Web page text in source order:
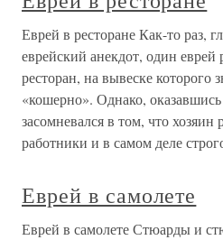
Еврей в ресторане Как-то раз,
еврейский анекдот, один еврей
ресторан, на вывеске которого
«кошерно». Однако,
засомневался в том, что хозяин
работники и в самом деле
Еврей в самолете
Еврей в самолете Стюарды и